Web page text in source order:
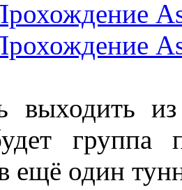
выходить
группа
ещё один